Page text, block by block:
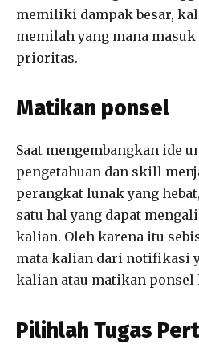
memiliki dampak besar,
memilah yang mana
prioritas.
Matikan ponsel
Saat mengembangkan ide
pengetahuan dan skill
perangkat lunak yang
satu hal yang dapat
kalian. Oleh karena itu
mata kalian dari notifikasi
kalian atau matikan
Pilihlah Tugas